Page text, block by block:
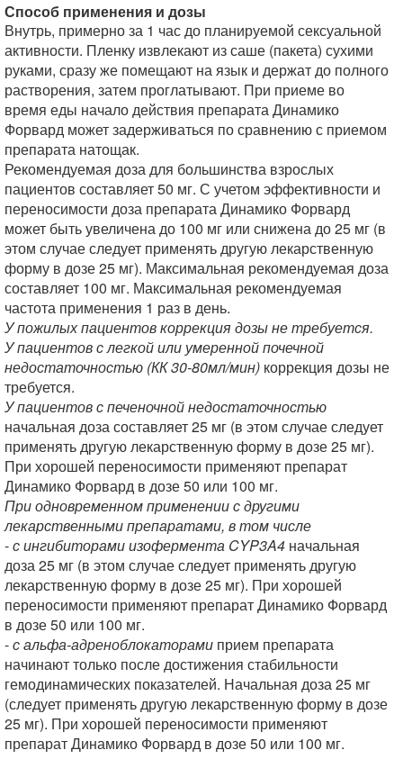
Способ применения и дозы
Внутрь, примерно за 1 час до планируемой сексуальной
активности. Пленку извлекают из саше (пакета) сухими
руками, сразу же помещают на язык и держат до полного
растворения, затем проглатывают. При приеме во
время еды начало действия препарата Динамико
Форвард может задерживаться по сравнению с приемом
препарата натощак.
Рекомендуемая доза для большинства взрослых
пациентов составляет 50 мг. С учетом эффективности и
переносимости доза препарата Динамико Форвард
может быть увеличена до 100 мг или снижена до 25 мг (в
этом случае следует применять другую лекарственную
форму в дозе 25 мг). Максимальная рекомендуемая доза
составляет 100 мг. Максимальная рекомендуемая
частота применения 1 раз в день.
У пожилых пациентов коррекция дозы не требуется.
У пациентов с легкой или умеренной почечной
недостаточностью (КК 30-80мл/мин) коррекция дозы не
требуется.
У пациентов с печеночной недостаточностью
начальная доза составляет 25 мг (в этом случае следует
применять другую лекарственную форму в дозе 25 мг).
При хорошей переносимости применяют препарат
Динамико Форвард в дозе 50 или 100 мг.
При одновременном применении с другими
лекарственными препаратами, в том числе
-с ингибиторами изофермента CYP3A4 начальная
доза 25 мг (в этом случае следует применять другую
лекарственную форму в дозе 25 мг). При хорошей
переносимости применяют препарат Динамико Форвард
в дозе 50 или 100 мг.
-с альфа-адреноблокаторами прием препарата
начинают только после достижения стабильности
гемодинамических показателей. Начальная доза 25 мг
(следует применять другую лекарственную форму в дозе
25 мг). При хорошей переносимости применяют
препарат Динамико Форвард в дозе 50 или 100 мг.